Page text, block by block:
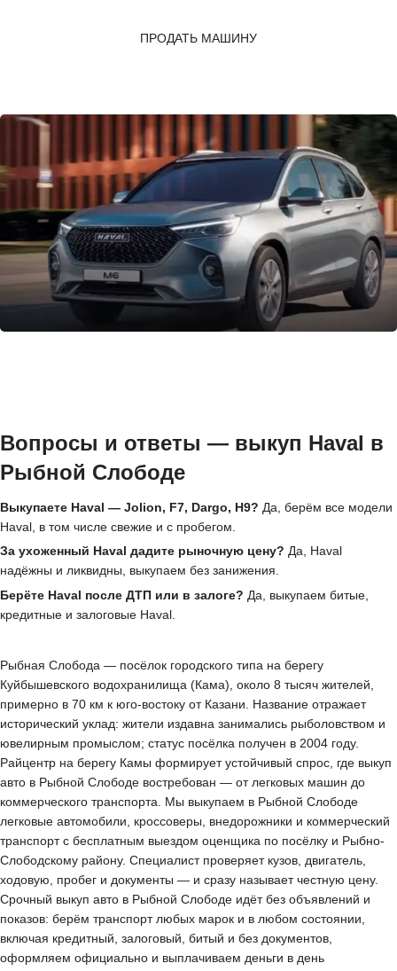
ПРОДАТЬ МАШИНУ
Вопросы и ответы — выкуп Haval в
Рыбной Слободе
Выкупаете Haval — Jolion, F7, Dargo, H9? Да, берём все модели
Haval, в том числе свежие и с пробегом.
За ухоженный Haval дадите рыночную цену? Да, Haval
надёжны и ликвидны, выкупаем без занижения.
Берёте Haval после ДТП или в залоге? Да, выкупаем битые,
кредитные и залоговые Haval.
Рыбная Слобода — посёлок городского типа на берегу
Куйбышевского водохранилища (Кама), около 8 тысяч жителей,
примерно в 70 км к юго-востоку от Казани. Название отражает
исторический уклад: жители издавна занимались рыболовством и
ювелирным промыслом; статус посёлка получен в 2004 году.
Райцентр на берегу Камы формирует устойчивый спрос, где выкуп
авто в Рыбной Слободе востребован — от легковых машин до
коммерческого транспорта. Мы выкупаем в Рыбной Слободе
легковые автомобили, кроссоверы, внедорожники и коммерческий
транспорт с бесплатным выездом оценщика по посёлку и Рыбно-
Слободскому району. Специалист проверяет кузов, двигатель,
ходовую, пробег и документы — и сразу называет честную цену.
Срочный выкуп авто в Рыбной Слободе идёт без объявлений и
показов: берём транспорт любых марок и в любом состоянии,
включая кредитный, залоговый, битый и без документов,
оформляем официально и выплачиваем деньги в день